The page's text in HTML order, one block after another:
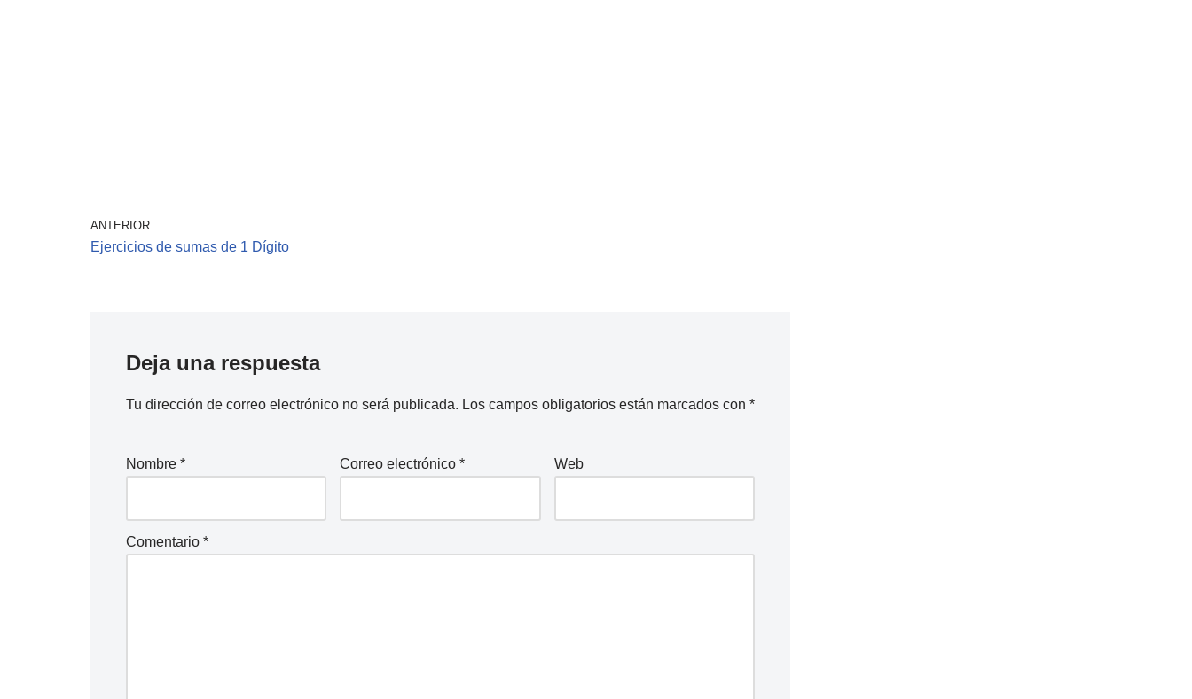
ANTERIOR
Ejercicios de sumas de 1 Dígito
Deja una respuesta
Tu dirección de correo electrónico no será publicada. Los campos obligatorios están marcados con *
Nombre * Correo electrónico* Web
Comentario *